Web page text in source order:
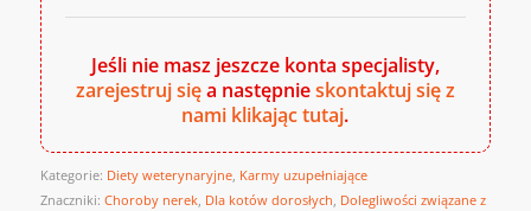
Jeśli nie masz jeszcze konta specjalisty,
zarejestruj sięa następnieskontaktuj się z
nami klikając tutaj.
Kategorie: Diety weterynaryjne, Karmy uzupełniające
Znaczniki: Choroby nerek, Dla kotów dorosłych, Dolegliwości związane z